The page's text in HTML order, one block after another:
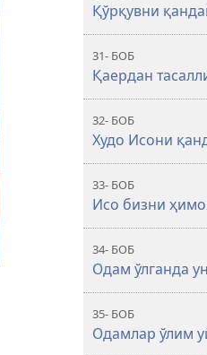
Қўрқувни
31- БОБ
Қаердан
32- БОБ
Худо Исони
33- БОБ
Исо бизни
34- БОБ
Одам ўлганда
35- БОБ
Одамлар ўлим